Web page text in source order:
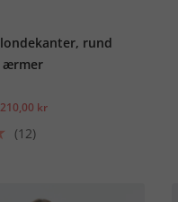
rund
ærmer
210,00 kr
(12)